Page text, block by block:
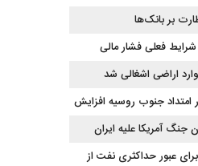
بر بانک‌ها
فعلی فشار مالی
اراضی اشغالی شد
جنوب روسیه افزایش
جنگ آمریکا علیه ایران
عبور حداکثری نفت از